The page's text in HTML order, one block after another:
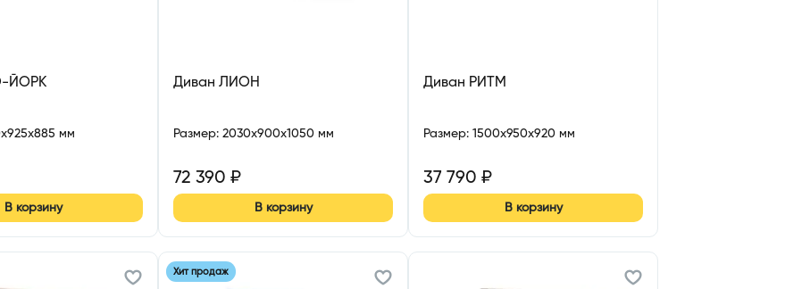
ЙОРК
мм
В корзину
Диван ЛИОН
Размер: 2030x900x1050 мм
72 390 ₽
В корзину
Диван РИТМ
Размер: 1500x950x920 мм
37 790 ₽
В корзину
Хит продаж